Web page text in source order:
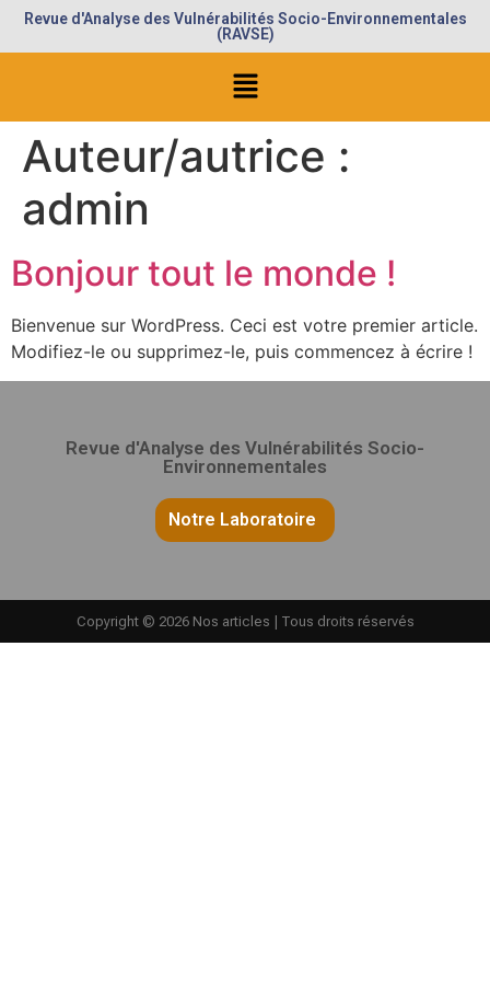
Revue d'Analyse des Vulnérabilités Socio-Environnementales
(RAVSE)
Auteur/autrice :
admin
Bonjour tout le monde !
Bienvenue sur WordPress. Ceci est votre premier article.
Modifiez-le ou supprimez-le, puis commencez à écrire !
Revue d'Analyse des Vulnérabilités Socio-
Environnementales
Notre Laboratoire
Copyright © 2026 Nos articles | Tous droits réservés